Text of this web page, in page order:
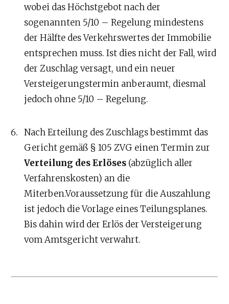
wobei das Höchstgebot nach der
sogenannten 5/10 – Regelung mindestens
der Hälfte des Verkehrswertes der Immobilie
entsprechen muss. Ist dies nicht der Fall, wird
der Zuschlag versagt, und ein neuer
Versteigerungstermin anberaumt, diesmal
jedoch ohne 5/10 – Regelung.
Nach Erteilung des Zuschlags bestimmt das
Gericht gemäß § 105 ZVG einen Termin zur
Verteilung des Erlöses (abzüglich aller
Verfahrenskosten) an die
Miterben.Voraussetzung für die Auszahlung
ist jedoch die Vorlage eines Teilungsplanes.
Bis dahin wird der Erlös der Versteigerung
vom Amtsgericht verwahrt.